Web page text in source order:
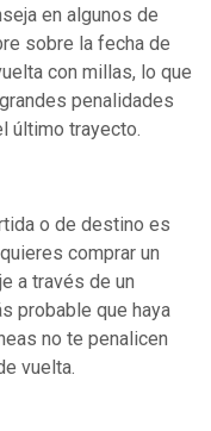
en algunos de
sobre la fecha de
con millas, lo que
penalidades
último trayecto.
o de destino es
comprar un
a través de un
probable que haya
no te penalicen
vuelta.